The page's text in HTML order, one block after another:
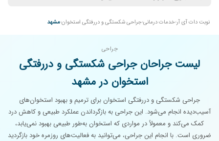
نوبت دات آی آر خدمات درمانیجراحی شکستگی و دررفتگی استخوانمشهد
جراحی
لیست جراحان جراحی شکستگی و دررفتگی
استخوان در مشهد
جراحی شکستگی و دررفتگی استخوان برای ترمیم و بهبود استخوان‌های
آسیب‌دیده انجام می‌شود. این جراحی به بازگرداندن عملکرد طبیعی و کاهش درد
کمک می‌کند و معمولاً در مواردی که استخوان به‌طور طبیعی بهبود نمی‌یابد،
ضروری است. با انجام این جراحی، می‌توانید به فعالیت‌های روزمره خود بازگردید